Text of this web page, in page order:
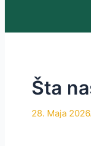
Šta
28. Maja 2026.